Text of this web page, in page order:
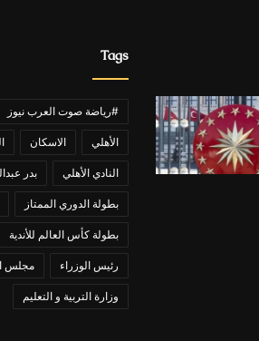
Tags
#رياضة صوت العرب نيوز
الأهلي الاسكان
النادي الأهلي بدر
بطولة الدوري الممتاز
بطولة كأس العالم للأندية
رئيس الوزراء مجلس
وزارة التربية و التعليم